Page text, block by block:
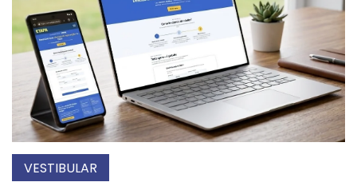
VESTIBULAR